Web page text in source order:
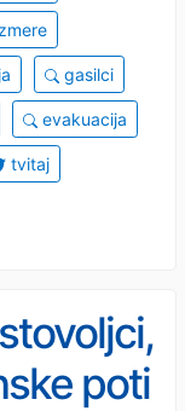
gasilci
evakuacija
tvitaj
poti